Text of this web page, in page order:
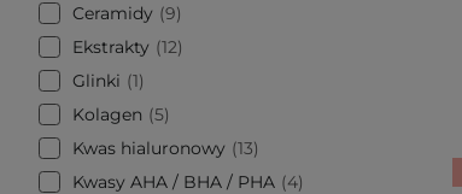
Ceramidy
9
Ekstrakty
12
Glinki
1
Kolagen
5
Kwas hialuronowy
13
Kwasy AHA / BHA / PHA
4